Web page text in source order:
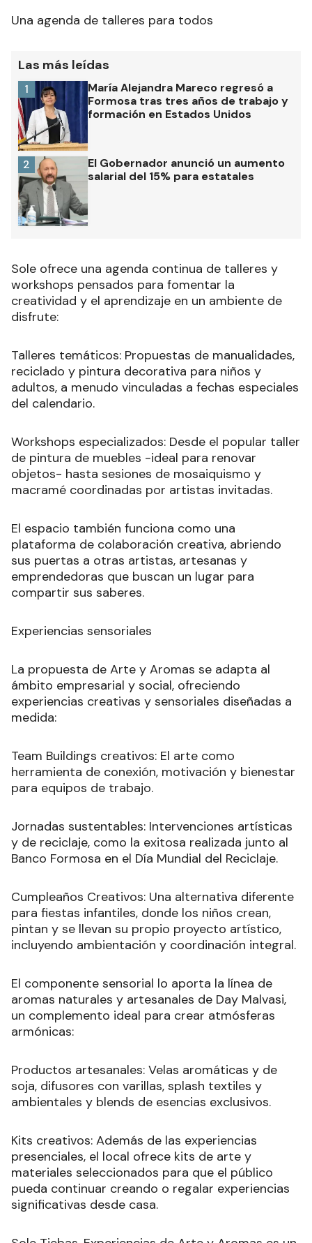
Una agenda de talleres para todos
Las más leídas
María Alejandra Mareco regresó a
Formosa tras tres años de trabajo y
formación en Estados Unidos
1
El Gobernador anunció un aumento
salarial del 15% para estatales
2
Sole ofrece una agenda continua de talleres y
workshops pensados para fomentar la
creatividad y el aprendizaje en un ambiente de
disfrute:
Talleres temáticos: Propuestas de manualidades,
reciclado y pintura decorativa para niños y
adultos, a menudo vinculadas a fechas especiales
del calendario.
Workshops especializados: Desde el popular taller
de pintura de muebles -ideal para renovar
objetos- hasta sesiones de mosaiquismo y
macramé coordinadas por artistas invitadas.
El espacio también funciona como una
plataforma de colaboración creativa, abriendo
sus puertas a otras artistas, artesanas y
emprendedoras que buscan un lugar para
compartir sus saberes.
Experiencias sensoriales
La propuesta de Arte y Aromas se adapta al
ámbito empresarial y social, ofreciendo
experiencias creativas y sensoriales diseñadas a
medida:
Team Buildings creativos: El arte como
herramienta de conexión, motivación y bienestar
para equipos de trabajo.
Jornadas sustentables: Intervenciones artísticas
y de reciclaje, como la exitosa realizada junto al
Banco Formosa en el Día Mundial del Reciclaje.
Cumpleaños Creativos: Una alternativa diferente
para fiestas infantiles, donde los niños crean,
pintan y se llevan su propio proyecto artístico,
incluyendo ambientación y coordinación integral.
El componente sensorial lo aporta la línea de
aromas naturales y artesanales de Day Malvasi,
un complemento ideal para crear atmósferas
armónicas:
Productos artesanales: Velas aromáticas y de
soja, difusores con varillas, splash textiles y
ambientales y blends de esencias exclusivos.
Kits creativos: Además de las experiencias
presenciales, el local ofrece kits de arte y
materiales seleccionados para que el público
pueda continuar creando o regalar experiencias
significativas desde casa.